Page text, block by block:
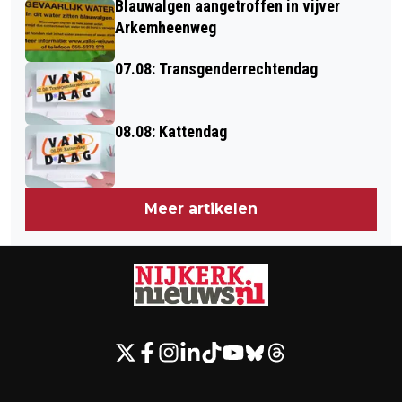
BURGEMEESTER JE DAARMEE
FELICITEREN
Blauwalgen aangetroffen in vijver
Arkemheenweg
07.08: Transgenderrechtendag
08.08: Kattendag
Meer artikelen